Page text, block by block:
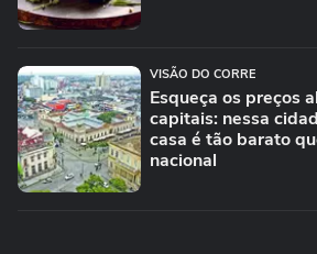
VISÃO DO CORRE
Esqueça os preços
capitais: nessa
casa é tão barato
nacional